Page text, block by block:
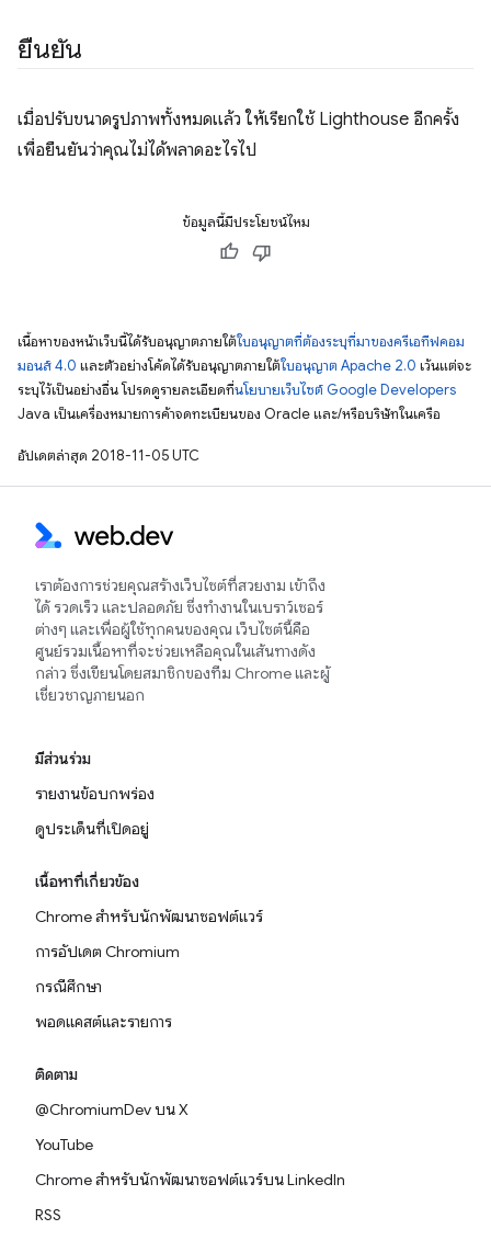
ยืนยัน
เมื่อปรับขนาดรูปภาพทั้งหมดแล้ว ให้เรียกใช้ Lighthouse อีกครั้ง
เพื่อยืนยันว่าคุณไม่ได้พลาดอะไรไป
ข้อมูลนี้มีประโยชน์ไหม
เนื้อหาของหน้าเว็บนี้ได้รับอนุญาตภายใต้ใบอนุญาตที่ต้องระบุที่มาของครีเอทีฟคอม
มอนส์ 4.0 และตัวอย่างโค้ดได้รับอนุญาตภายใต้ใบอนุญาต Apache 2.0 เว้นแต่จะ
ระบุไว้เป็นอย่างอื่น โปรดดูรายละเอียดที่นโยบายเว็บไซต์ Google Developers
Java เป็นเครื่องหมายการค้าจดทะเบียนของ Oracle และ/หรือบริษัทในเครือ
อัปเดตล่าสุด 2018-11-05 UTC
เราต้องการช่วยคุณสร้างเว็บไซต์ที่สวยงาม เข้าถึง
ได้ รวดเร็ว และปลอดภัย ซึ่งทำงานในเบราว์เซอร์
ต่างๆ และเพื่อผู้ใช้ทุกคนของคุณ เว็บไซต์นี้คือ
ศูนย์รวมเนื้อหาที่จะช่วยเหลือคุณในเส้นทางดัง
กล่าว ซึ่งเขียนโดยสมาชิกของทีม Chrome และผู้
เชี่ยวชาญภายนอก
มีส่วนร่วม
รายงานข้อบกพร่อง
ดูประเด็นที่เปิดอยู่
เนื้อหาที่เกี่ยวข้อง
Chrome สำหรับนักพัฒนาซอฟต์แวร์
การอัปเดต Chromium
กรณีศึกษา
พอดแคสต์และรายการ
ติดตาม
@ChromiumDev บน X
YouTube
Chrome สำหรับนักพัฒนาซอฟต์แวร์บน LinkedIn
RSS